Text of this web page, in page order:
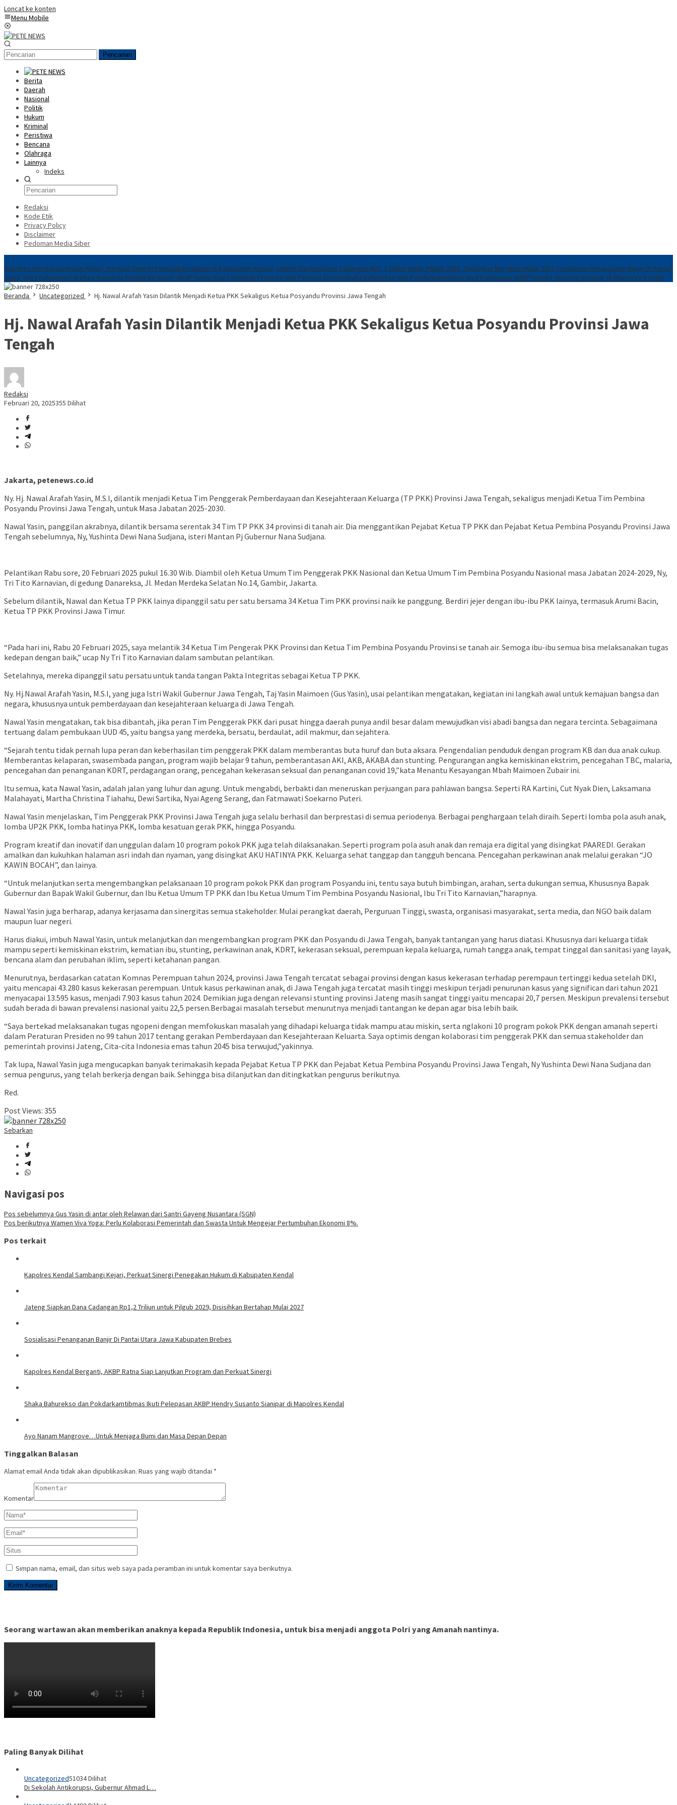
Loncat ke konten
Menu Mobile
Pencarian
Berita
Daerah
Nasional
Politik
Hukum
Kriminal
Peristiwa
Bencana
Olahraga
Lainnya
Indeks
Redaksi
Kode Etik
Privacy Policy
Disclaimer
Pedoman Media Siber
Kapolres Kendal Sambangi Kejari, Perkuat Sinergi Penegakan Hukum di Kabupaten Kendal Jateng Siapkan Dana Cadangan Rp1,2 Triliun untuk Pilgub 2029, Disisihkan Bertahap Mulai 2027Sosialisasi Penanganan Banjir Di Pantai
Utara Jawa Kabupaten Brebes Kapolres Kendal Berganti, AKBP Ratna Siap Lanjutkan Program dan Perkuat Sinergi​Shaka Bahurekso dan Pokdarkamtibmas Ikuti Pelepasan AKBP Hendry Susanto Sianipar di Mapolres Kendal
Beranda
Uncategorized Hj. Nawal Arafah Yasin Dilantik Menjadi Ketua PKK Sekaligus Ketua Posyandu Provinsi Jawa Tengah
Hj. Nawal Arafah Yasin Dilantik Menjadi Ketua PKK Sekaligus Ketua Posyandu Provinsi Jawa
Tengah
Redaksi
Februari 20, 2025355 Dilihat
Jakarta, petenews.co.id
Ny. Hj. Nawal Arafah Yasin, M.S.I, dilantik menjadi Ketua Tim Penggerak Pemberdayaan dan Kesejahteraan Keluarga (TP PKK) Provinsi Jawa Tengah, sekaligus menjadi Ketua Tim Pembina
Posyandu Provinsi Jawa Tengah, untuk Masa Jabatan 2025-2030.
Nawal Yasin, panggilan akrabnya, dilantik bersama serentak 34 Tim TP PKK 34 provinsi di tanah air. Dia menggantikan Pejabat Ketua TP PKK dan Pejabat Ketua Pembina Posyandu Provinsi Jawa
Tengah sebelumnya, Ny, Yushinta Dewi Nana Sudjana, isteri Mantan Pj Gubernur Nana Sudjana.
Pelantikan Rabu sore, 20 Februari 2025 pukul 16.30 Wib. Diambil oleh Ketua Umum Tim Penggerak PKK Nasional dan Ketua Umum Tim Pembina Posyandu Nasional masa Jabatan 2024-2029, Ny,
Tri Tito Karnavian, di gedung Danareksa, Jl. Medan Merdeka Selatan No.14, Gambir, Jakarta.
Sebelum dilantik, Nawal dan Ketua TP PKK lainya dipanggil satu per satu bersama 34 Ketua Tim PKK provinsi naik ke panggung. Berdiri jejer dengan ibu-ibu PKK lainya, termasuk Arumi Bacin,
Ketua TP PKK Provinsi Jawa Timur.
“Pada hari ini, Rabu 20 Februari 2025, saya melantik 34 Ketua Tim Pengerak PKK Provinsi dan Ketua Tim Pembina Posyandu Provinsi se tanah air. Semoga ibu-ibu semua bisa melaksanakan tugas
kedepan dengan baik,” ucap Ny Tri Tito Karnavian dalam sambutan pelantikan.
Setelahnya, mereka dipanggil satu persatu untuk tanda tangan Pakta Integritas sebagai Ketua TP PKK.
Ny. Hj.Nawal Arafah Yasin, M.S.I, yang juga Istri Wakil Gubernur Jawa Tengah, Taj Yasin Maimoen (Gus Yasin), usai pelantikan mengatakan, kegiatan ini langkah awal untuk kemajuan bangsa dan
negara, khususnya untuk pemberdayaan dan kesejahteraan keluarga di Jawa Tengah.
Nawal Yasin mengatakan, tak bisa dibantah, jika peran Tim Penggerak PKK dari pusat hingga daerah punya andil besar dalam mewujudkan visi abadi bangsa dan negara tercinta. Sebagaimana
tertuang dalam pembukaan UUD 45, yaitu bangsa yang merdeka, bersatu, berdaulat, adil makmur, dan sejahtera.
“Sejarah tentu tidak pernah lupa peran dan keberhasilan tim penggerak PKK dalam memberantas buta huruf dan buta aksara. Pengendalian penduduk dengan program KB dan dua anak cukup.
Memberantas kelaparan, swasembada pangan, program wajib belajar 9 tahun, pemberantasan AKI, AKB, AKABA dan stunting. Pengurangan angka kemiskinan ekstrim, pencegahan TBC, malaria,
pencegahan dan penanganan KDRT, perdagangan orang, pencegahan kekerasan seksual dan penanganan covid 19,”kata Menantu Kesayangan Mbah Maimoen Zubair ini.
Itu semua, kata Nawal Yasin, adalah jalan yang luhur dan agung. Untuk mengabdi, berbakti dan meneruskan perjuangan para pahlawan bangsa. Seperti RA Kartini, Cut Nyak Dien, Laksamana
Malahayati, Martha Christina Tiahahu, Dewi Sartika, Nyai Ageng Serang, dan Fatmawati Soekarno Puteri.
Nawal Yasin menjelaskan, Tim Penggerak PKK Provinsi Jawa Tengah juga selalu berhasil dan berprestasi di semua periodenya. Berbagai penghargaan telah diraih. Seperti lomba pola asuh anak,
lomba UP2K PKK, lomba hatinya PKK, lomba kesatuan gerak PKK, hingga Posyandu.
Program kreatif dan inovatif dan unggulan dalam 10 program pokok PKK juga telah dilaksanakan. Seperti program pola asuh anak dan remaja era digital yang disingkat PAAREDI. Gerakan
amalkan dan kukuhkan halaman asri indah dan nyaman, yang disingkat AKU HATINYA PKK. Keluarga sehat tanggap dan tangguh bencana. Pencegahan perkawinan anak melalui gerakan “JO
KAWIN BOCAH”, dan lainya.
“Untuk melanjutkan serta mengembangkan pelaksanaan 10 program pokok PKK dan program Posyandu ini, tentu saya butuh bimbingan, arahan, serta dukungan semua, Khususnya Bapak
Gubernur dan Bapak Wakil Gubernur, dan Ibu Ketua Umum TP PKK dan Ibu Ketua Umum Tim Pembina Posyandu Nasional, Ibu Tri Tito Karnavian,”harapnya.
Nawal Yasin juga berharap, adanya kerjasama dan sinergitas semua stakeholder. Mulai perangkat daerah, Perguruan Tinggi, swasta, organisasi masyarakat, serta media, dan NGO baik dalam
maupun luar negeri.
Harus diakui, imbuh Nawal Yasin, untuk melanjutkan dan mengembangkan program PKK dan Posyandu di Jawa Tengah, banyak tantangan yang harus diatasi. Khususnya dari keluarga tidak
mampu seperti kemiskinan ekstrim, kematian ibu, stunting, perkawinan anak, KDRT, kekerasan seksual, perempuan kepala keluarga, rumah tangga anak, tempat tinggal dan sanitasi yang layak,
bencana alam dan perubahan iklim, seperti ketahanan pangan.
Menurutnya, berdasarkan catatan Komnas Perempuan tahun 2024, provinsi Jawa Tengah tercatat sebagai provinsi dengan kasus kekerasan terhadap perempaun tertinggi kedua setelah DKI,
yaitu mencapai 43.280 kasus kekerasan perempuan. Untuk kasus perkawinan anak, di Jawa Tengah juga tercatat masih tinggi meskipun terjadi penurunan kasus yang significan dari tahun 2021
menyacapai 13.595 kasus, menjadi 7.903 kasus tahun 2024. Demikian juga dengan relevansi stunting provinsi Jateng masih sangat tinggi yaitu mencapai 20,7 persen. Meskipun prevalensi tersebut
sudah berada di bawan prevalensi nasional yaitu 22,5 persen.Berbagai masalah tersebut menurutnya menjadi tantangan ke depan agar bisa lebih baik.
“Saya bertekad melaksanakan tugas ngopeni dengan memfokuskan masalah yang dihadapi keluarga tidak mampu atau miskin, serta nglakoni 10 program pokok PKK dengan amanah seperti
dalam Peraturan Presiden no 99 tahun 2017 tentang gerakan Pemberdayaan dan Kesejahteraan Keluarta. Saya optimis dengan kolaborasi tim penggerak PKK dan semua stakeholder dan
pemerintah provinsi Jateng, Cita-cita Indonesia emas tahun 2045 bisa terwujud,”yakinnya.
Tak lupa, Nawal Yasin juga mengucapkan banyak terimakasih kepada Pejabat Ketua TP PKK dan Pejabat Ketua Pembina Posyandu Provinsi Jawa Tengah, Ny Yushinta Dewi Nana Sudjana dan
semua pengurus, yang telah berkerja dengan baik. Sehingga bisa dilanjutkan dan ditingkatkan pengurus berikutnya.
Red.
Post Views: 355
Sebarkan
Navigasi pos
Pos sebelumnya Gus Yasin di antar oleh Relawan dari Santri Gayeng Nusantara (SGN)
Pos berikutnya Wamen Viva Yoga: Perlu Kolaborasi Pemerintah dan Swasta Untuk Mengejar Pertumbuhan Ekonomi 8%.
Pos terkait
Kapolres Kendal Sambangi Kejari, Perkuat Sinergi Penegakan Hukum di Kabupaten Kendal
Jateng Siapkan Dana Cadangan Rp1,2 Triliun untuk Pilgub 2029, Disisihkan Bertahap Mulai 2027
Sosialisasi Penanganan Banjir Di Pantai Utara Jawa Kabupaten Brebes
Kapolres Kendal Berganti, AKBP Ratna Siap Lanjutkan Program dan Perkuat Sinergi
​Shaka Bahurekso dan Pokdarkamtibmas Ikuti Pelepasan AKBP Hendry Susanto Sianipar di Mapolres Kendal
Ayo Nanam Mangrove…Untuk Menjaga Bumi dan Masa Depan Depan
Tinggalkan Balasan
Alamat email Anda tidak akan dipublikasikan. Ruas yang wajib ditandai *
Komentar
Simpan nama, email, dan situs web saya pada peramban ini untuk komentar saya berikutnya.
Seorang wartawan akan memberikan anaknya kepada Republik Indonesia, untuk bisa menjadi anggota Polri yang Amanah nantinya.
Paling Banyak Dilihat
Uncategorized51034 Dilihat
Di Sekolah Antikorupsi, Gubernur Ahmad L…